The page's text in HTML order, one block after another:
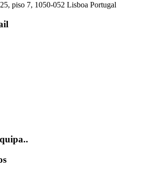
piso 7, 1050-052 Lisboa Portugal